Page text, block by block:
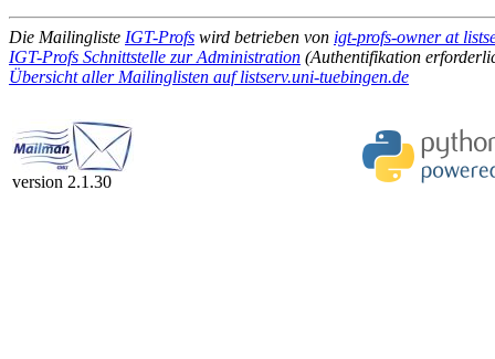
Die Mailingliste IGT-Profs wird betrieben von igt-profs-owner at
IGT-Profs Schnittstelle zur Administration (Authentifikation
Übersicht aller Mailinglisten auf listserv.uni-tuebingen.de
version 2.1.30